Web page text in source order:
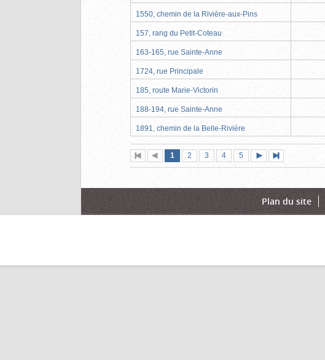
1550, chemin de la Rivière-aux-Pins
157, rang du Petit-Coteau
163-165, rue Sainte-Anne
1724, rue Principale
185, route Marie-Victorin
188-194, rue Sainte-Anne
1891, chemin de la Belle-Rivière
Première
page
Page
précédente
Page
1 (page
actuelle)
Page
2 Page
3 Page
4 Page
5
suivante
page
Plan du site